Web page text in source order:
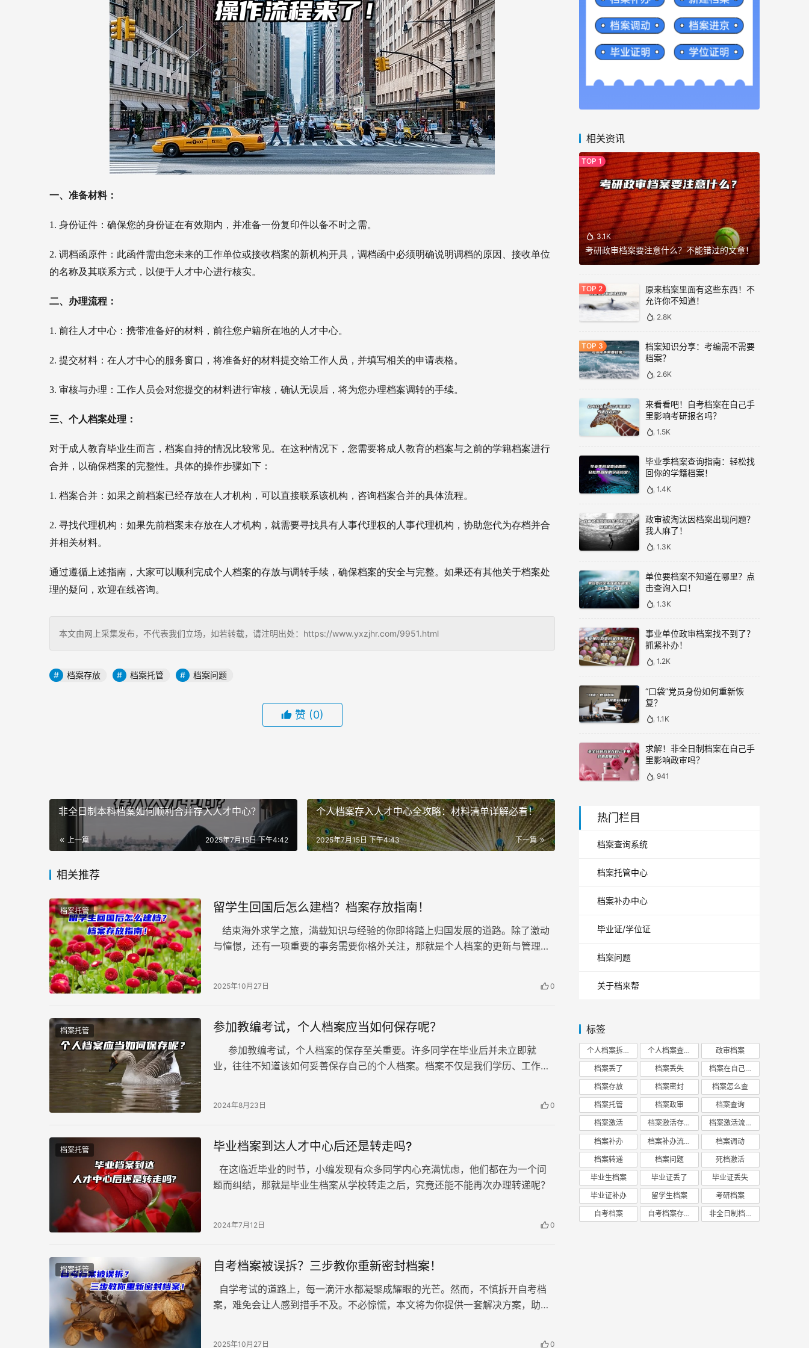
一、准备材料：
1. 身份证件：确保您的身份证在有效期内，并准备一份复印件以备不时之需。
2. 调档函原件：此函件需由您未来的工作单位或接收档案的新机构开具，调档函中必须明确说明调档的原因、接收单位
的名称及其联系方式，以便于人才中心进行核实。
二、办理流程：
1. 前往人才中心：携带准备好的材料，前往您户籍所在地的人才中心。
2. 提交材料：在人才中心的服务窗口，将准备好的材料提交给工作人员，并填写相关的申请表格。
3. 审核与办理：工作人员会对您提交的材料进行审核，确认无误后，将为您办理档案调转的手续。
三、个人档案处理：
对于成人教育毕业生而言，档案自持的情况比较常见。在这种情况下，您需要将成人教育的档案与之前的学籍档案进行
合并，以确保档案的完整性。具体的操作步骤如下：
1. 档案合并：如果之前档案已经存放在人才机构，可以直接联系该机构，咨询档案合并的具体流程。
2. 寻找代理机构：如果先前档案未存放在人才机构，就需要寻找具有人事代理权的人事代理机构，协助您代为存档并合
并相关材料。
通过遵循上述指南，大家可以顺利完成个人档案的存放与调转手续，确保档案的安全与完整。如果还有其他关于档案处
理的疑问，欢迎在线咨询。
本文由网上采集发布，不代表我们立场，如若转载，请注明出处：https://www.yxzjhr.com/9951.html
档案存放 档案托管 档案问题
赞 (0)
非全日制本科档案如何顺利合并存入人才中心？
上一篇 2025年7月15日 下午4:42
个人档案存入人才中心全攻略：材料清单详解必看！
下一篇
2025年7月15日 下午4:43
相关推荐
档案托管 留学生回国后怎么建档？档案存放指南！
结束海外求学之旅，满载知识与经验的你即将踏上归国发展的道路。除了激动
与憧憬，还有一项重要的事务需要你格外关注，那就是个人档案的更新与管理。
2025年10月27日 0
档案托管 参加教编考试，个人档案应当如何保存呢？
参加教编考试，个人档案的保存至关重要。许多同学在毕业后并未立即就
业，往往不知道该如何妥善保存自己的个人档案。档案不仅是我们学历、工作经
2024年8月23日 0
档案托管 毕业档案到达人才中心后还是转走吗?
在这临近毕业的时节，小编发现有众多同学内心充满忧虑，他们都在为一个问
题而纠结，那就是毕业生档案从学校转走之后，究竟还能不能再次办理转递呢？
2024年7月12日 0
档案托管 自考档案被误拆？三步教你重新密封档案！
自学考试的道路上，每一滴汗水都凝聚成耀眼的光芒。然而，不慎拆开自考档
案，难免会让人感到措手不及。不必惊慌，本文将为你提供一套解决方案，助你
2025年10月27日 0
相关资讯
3.1K
考研政审档案要注意什么？不能错过的文章！
原来档案里面有这些东西！不
允许你不知道！
2.8K
档案知识分享：考编需不需要
档案？
2.6K
来看看吧！自考档案在自己手
里影响考研报名吗？
1.5K
毕业季档案查询指南：轻松找
回你的学籍档案！
1.4K
政审被淘汰因档案出现问题？
我人麻了！
1.3K
单位要档案不知道在哪里？点
击查询入口！
1.3K
事业单位政审档案找不到了？
抓紧补办！
1.2K
“口袋”党员身份如何重新恢
复？
1.1K
求解！非全日制档案在自己手
里影响政审吗？
941
热门栏目
档案查询系统
档案托管中心
档案补办中心
毕业证/学位证
档案问题
关于档来帮
标签
个人档案拆开 个人档案查询 政审档案
档案丢了 档案丢失 档案在自己手里
档案存放 档案密封 档案怎么查
档案托管 档案政审 档案查询
档案激活 档案激活存放 档案激活流程
档案补办 档案补办流程 档案调动
档案转递 档案问题 死档激活
毕业生档案 毕业证丢了 毕业证丢失
毕业证补办 留学生档案 考研档案
自考档案 自考档案存放 非全日制档案